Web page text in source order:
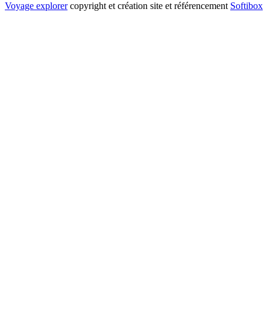
Voyage explorer copyright et création site et référencement Softibox